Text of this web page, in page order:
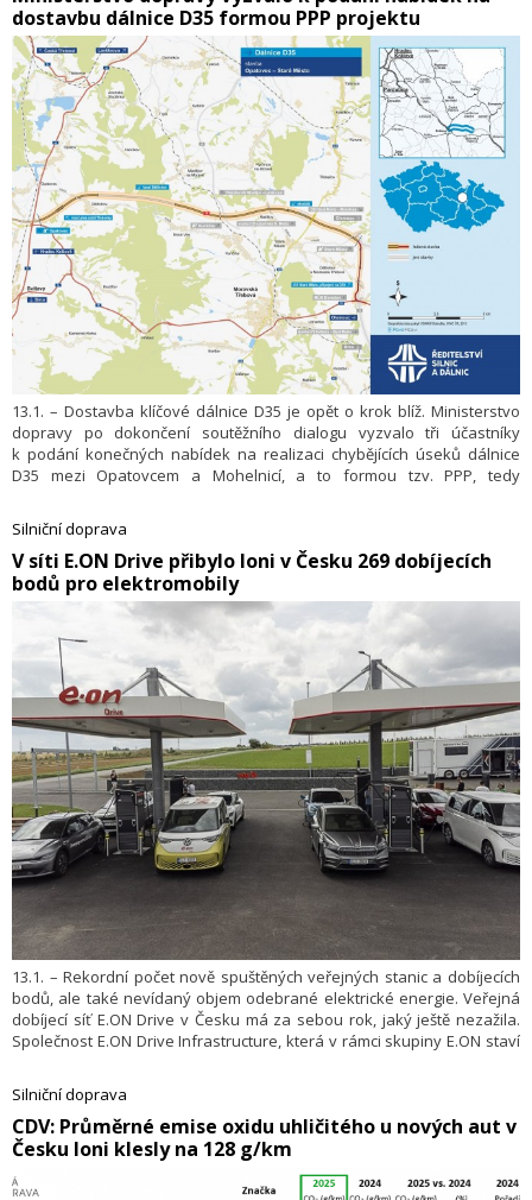
dostavbu dálnice D35 formou PPP projektu
13.1. – Dostavba klíčové dálnice D35 je opět o krok blíž. Ministerstvo
dopravy po dokončení soutěžního dialogu vyzvalo tři účastníky
k podání konečných nabídek na realizaci chybějících úseků dálnice
D35 mezi Opatovcem a Mohelnicí, a to formou tzv. PPP, tedy
Partnership. Předložení nabídek pro úseky Opatovec – Staré Město a
Staré Město – Mohelnice očekává resort dopravy v průběhu letošního
léta. Uvedlo to Ministerstvo dopravy v tiskové zprávě.
Silniční doprava
​V síti E.ON Drive přibylo loni v Česku 269 dobíjecích
bodů pro elektromobily
13.1. – Rekordní počet nově spuštěných veřejných stanic a dobíjecích
bodů, ale také nevídaný objem odebrané elektrické energie. Veřejná
dobíjecí síť E.ON Drive v Česku má za sebou rok, jaký ještě nezažila.
Společnost E.ON Drive Infrastructure, která v rámci skupiny E.ON staví
255 lokalitami s více než 850 dobíjecími body, přičemž jen v uplynulém
roce přibylo 56 nových lokalit s 269 dobíjecími body. Řidiči
elektromobilů v síti v roce 2025 odebrali více než 7,5 GWh certifikované
zelené elektřiny, což představuje meziroční nárůst dodané energie
Silniční doprava
​CDV: Průměrné emise oxidu uhličitého u nových aut v
Česku loni klesly na 128 g/km